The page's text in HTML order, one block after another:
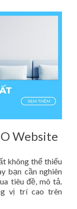
Website
không thể thiếu
bạn cần nghiên
tiêu đề, mô tả.
vị trí cao trên